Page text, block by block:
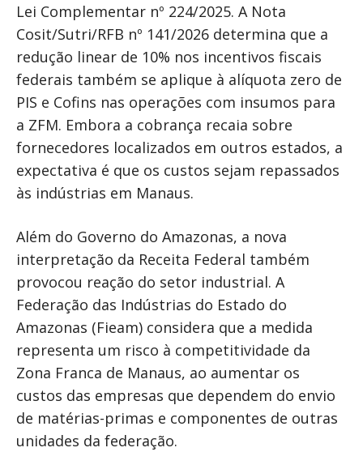
Lei Complementar nº 224/2025. A Nota
Cosit/Sutri/RFB nº 141/2026 determina que a
redução linear de 10% nos incentivos fiscais
federais também se aplique à alíquota zero de
PIS e Cofins nas operações com insumos para
a ZFM. Embora a cobrança recaia sobre
fornecedores localizados em outros estados, a
expectativa é que os custos sejam repassados
às indústrias em Manaus.
Além do Governo do Amazonas, a nova
interpretação da Receita Federal também
provocou reação do setor industrial. A
Federação das Indústrias do Estado do
Amazonas (Fieam) considera que a medida
representa um risco à competitividade da
Zona Franca de Manaus, ao aumentar os
custos das empresas que dependem do envio
de matérias-primas e componentes de outras
unidades da federação.